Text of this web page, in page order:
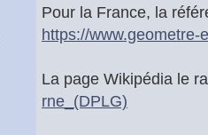
Pour la France, la
https://
La page Wikipédia le
rne_(DPLG)